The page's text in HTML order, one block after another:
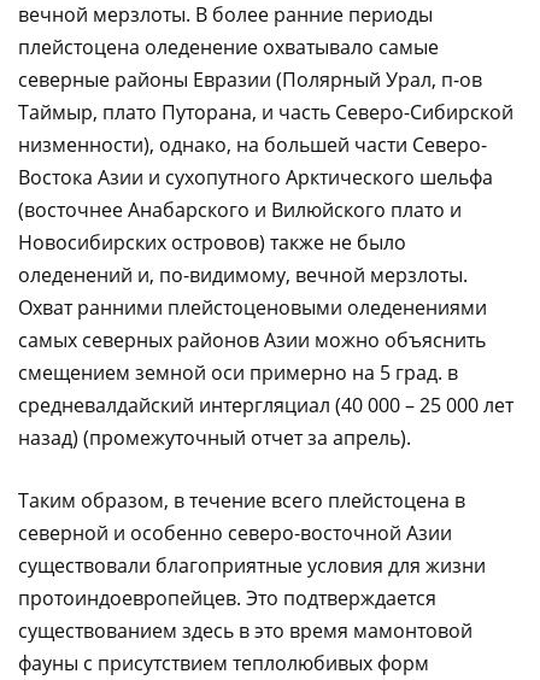
вечной мерзлоты. В более ранние периоды
плейстоцена оледенение охватывало самые
северные районы Евразии (Полярный Урал, п-ов
Таймыр, плато Путорана, и часть Северо-Сибирской
низменности), однако, на большей части Северо-
Востока Азии и сухопутного Арктического шельфа
(восточнее Анабарского и Вилюйского плато и
Новосибирских островов) также не было
оледенений и, по-видимому, вечной мерзлоты.
Охват ранними плейстоценовыми оледенениями
самых северных районов Азии можно объяснить
смещением земной оси примерно на 5 град. в
средневалдайский интергляциал (40 000 – 25 000 лет
назад) (промежуточный отчет за апрель).
Таким образом, в течение всего плейстоцена в
северной и особенно северо-восточной Азии
существовали благоприятные условия для жизни
протоиндоевропейцев. Это подтверждается
существованием здесь в это время мамонтовой
фауны с присутствием теплолюбивых форм